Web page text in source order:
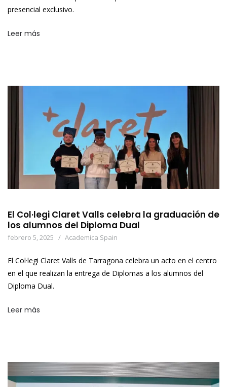
presencial exclusivo.
Leer más
El Col·legi Claret Valls celebra la graduación de
los alumnos del Diploma Dual
febrero 5, 2025 Academica Spain
El Col·legi Claret Valls de Tarragona celebra un acto en el centro
en el que realizan la entrega de Diplomas a los alumnos del
Diploma Dual.
Leer más